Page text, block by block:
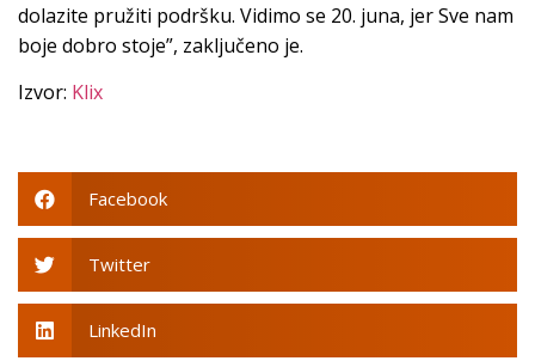
dolazite pružiti podršku. Vidimo se 20. juna, jer Sve nam
boje dobro stoje”, zaključeno je.
Izvor: Klix
Facebook
Twitter
LinkedIn